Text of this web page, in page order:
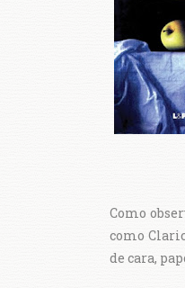
Como
como
de cara,